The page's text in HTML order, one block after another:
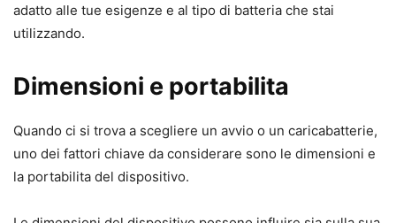
adatto alle tue esigenze e al tipo di batteria che stai
utilizzando.
Dimensioni e portabilita
Quando ci si trova a scegliere un avvio o un caricabatterie,
uno dei fattori chiave da considerare sono le dimensioni e
la portabilita del dispositivo.